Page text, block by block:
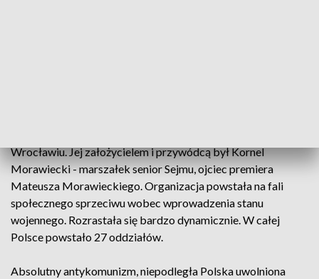
Wrocławiu. Jej założycielem i przywódcą był Kornel
Morawiecki - marszałek senior Sejmu, ojciec premiera
Mateusza Morawieckiego. Organizacja powstała na fali
społecznego sprzeciwu wobec wprowadzenia stanu
wojennego. Rozrastała się bardzo dynamicznie. W całej
Polsce powstało 27 oddziałów.
Absolutny antykomunizm, niepodległa Polska uwolniona